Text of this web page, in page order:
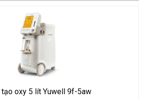
tạo oxy 5 lít Yuwell 9f-5aw